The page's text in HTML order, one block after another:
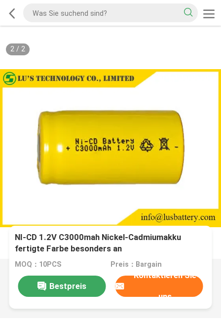
2/ 2
NI-CD 1.2V C3000mah Nickel-Cadmiumakku
fertigte Farbe besonders an
MOQ：10PCS Preis：Bargain
Bestpreis
Kontaktieren Sie
uns